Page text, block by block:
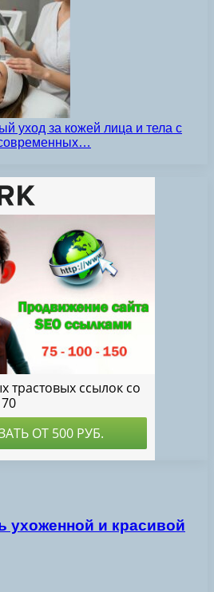
уход за кожей лица и тела с
ухоженной и красивой